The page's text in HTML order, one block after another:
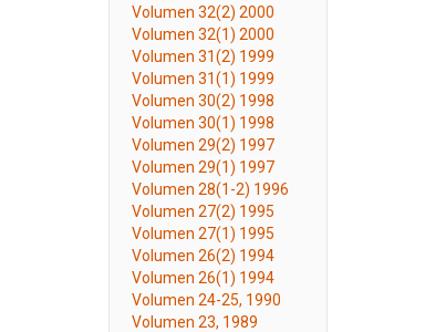
Volumen 32(2) 2000
Volumen 32(1) 2000
Volumen 31(2) 1999
Volumen 31(1) 1999
Volumen 30(2) 1998
Volumen 30(1) 1998
Volumen 29(2) 1997
Volumen 29(1) 1997
Volumen 28(1-2) 1996
Volumen 27(2) 1995
Volumen 27(1) 1995
Volumen 26(2) 1994
Volumen 26(1) 1994
Volumen 24-25, 1990
Volumen 23, 1989